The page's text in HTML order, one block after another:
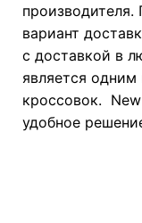
вариант
с доставкой в
является
кроссовок.
удобное